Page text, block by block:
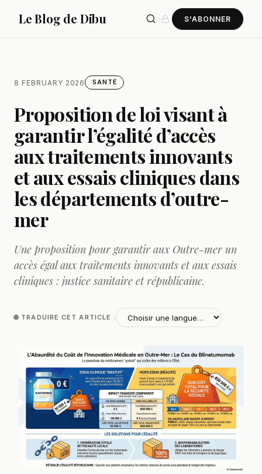
Le Blog de Dibu S'ABONNER
8 FEBRUARY 2026 SANTÉ
Proposition de loi visant à
garantir l’égalité d’accès
aux traitements innovants
et aux essais cliniques dans
les départements d’outre-
mer
Une proposition pour garantir aux Outre-mer un
accès égal aux traitements innovants et aux essais
cliniques : justice sanitaire et républicaine.
🌐 TRADUIRE CET ARTICLE :